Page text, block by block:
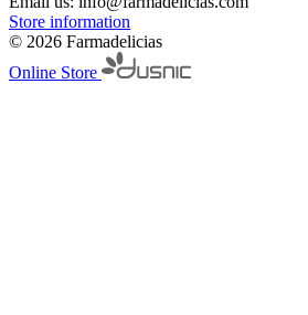
Store information
© 2026 Farmadelicias
Online Store